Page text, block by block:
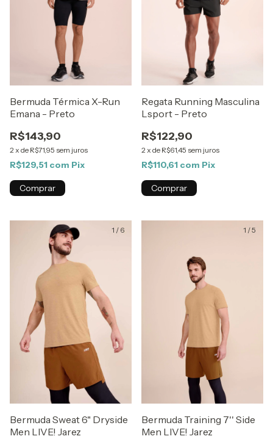
Bermuda Térmica X-Run
Emana - Preto
R$143,90
2 x de R$71,95 sem juros
R$129,51 com Pix
Comprar
Regata Running Masculina
Lsport - Preto
R$122,90
2 x de R$61,45 sem juros
R$110,61 com Pix
Comprar
1 / 6
Bermuda Sweat 6" Dryside
Men LIVE! Jarez
1 /5
Bermuda Training 7'' Side
Men LIVE! Jarez